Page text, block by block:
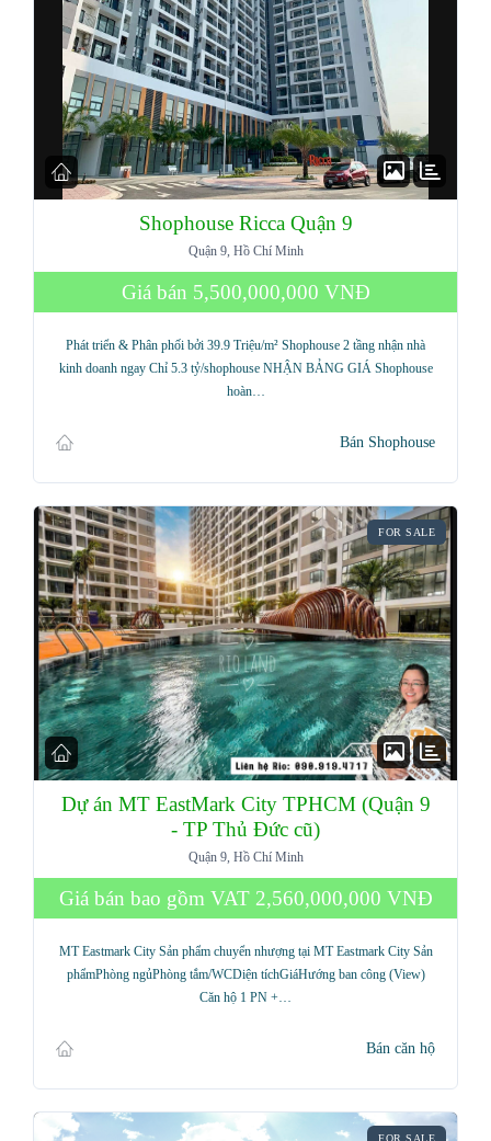
Shophouse Ricca Quận 9
Quận 9, Hồ Chí Minh
Giá bán 5,500,000,000 VNĐ
Phát triển & Phân phối bởi 39.9 Triệu/m² Shophouse 2 tầng nhận nhà
kinh doanh ngay Chỉ 5.3 tỷ/shophouse NHẬN BẢNG GIÁ Shophouse
hoàn…
Bán Shophouse
FOR SALE
Dự án MT EastMark City TPHCM (Quận 9
- TP Thủ Đức cũ)
Quận 9, Hồ Chí Minh
Giá bán bao gồm VAT 2,560,000,000 VNĐ
MT Eastmark City Sản phẩm chuyển nhượng tại MT Eastmark City Sản
phẩmPhòng ngủPhòng tắm/WCDiện tíchGiáHướng ban công (View)
Căn hộ 1 PN +…
Bán căn hộ